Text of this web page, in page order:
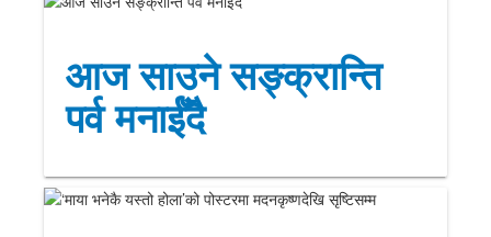
आज साउने सङ्क्रान्ति
पर्व मनाईँदै